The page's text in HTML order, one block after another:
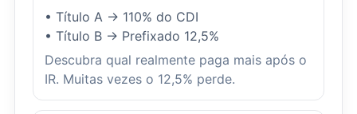
• Título A → 110% do CDI
• Título B → Prefixado 12,5%
Descubra qual realmente paga mais após o
IR. Muitas vezes o 12,5% perde.